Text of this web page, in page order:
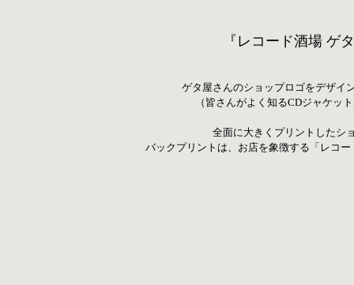
『レコード酒場 ゲ
ゲタ屋さんのショップロゴをデザイ
（皆さんがよく知るCDジャケッ
全面に大きくプリントしたシ
バックプリントは、お店を象徴する「レコ